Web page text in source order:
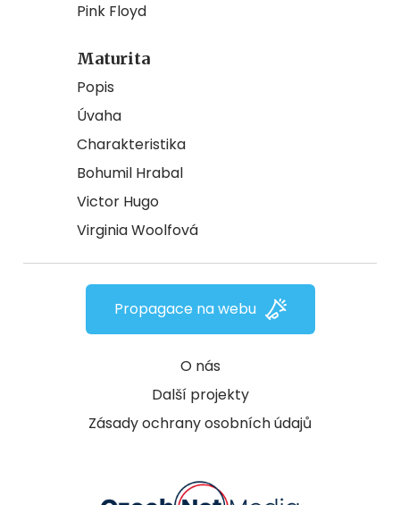
Pink Floyd
Maturita
Popis
Úvaha
Charakteristika
Bohumil Hrabal
Victor Hugo
Virginia Woolfová
O nás
Další projekty
Zásady ochrany osobních údajů
Propagace na webu